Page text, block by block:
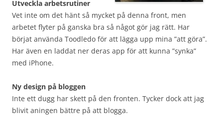
Utveckla arbetsrutiner
Vet inte om det hänt så mycket på denna front, men
arbetet flyter på ganska bra så något gör jag rätt. Har
börjat använda Toodledo för att lägga upp mina ”att göra”.
Har även en laddat ner deras app för att kunna ”synka”
med iPhone.
Ny design på bloggen
Inte ett dugg har skett på den fronten. Tycker dock att jag
blivit aningen bättre på att blogga.